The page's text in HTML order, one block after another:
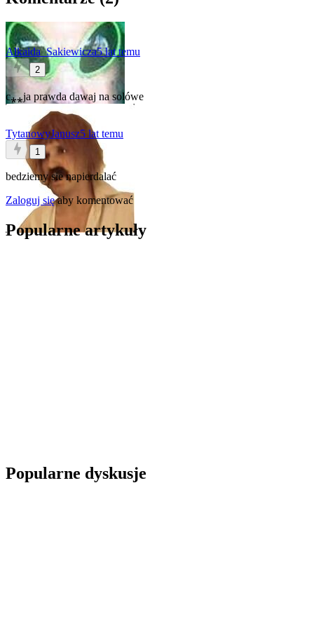
Alkaida_Sakiewicza5 lat temu
2
c⁎⁎ja prawda dawaj na solówe
TytanowyJanusz5 lat temu
1
bedziemy sie napierdalać
Zaloguj sięaby komentować
Popularne artykuły
Popularne dyskusje